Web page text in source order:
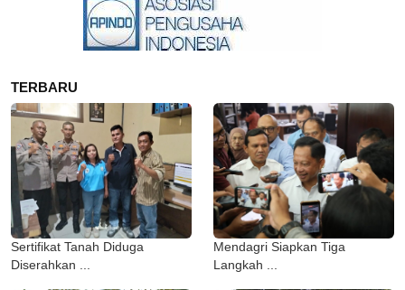
TERBARU
Sertifikat Tanah Diduga
Diserahkan ...
Mendagri Siapkan Tiga
Langkah ...